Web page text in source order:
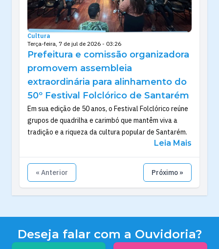
Cultura
Terça-feira, 7 de jul de 2026 - 03:26
Prefeitura e comissão organizadora
promovem assembleia
extraordinária para alinhamento do
50º Festival Folclórico de Santarém
Em sua edição de 50 anos, o Festival Folclórico reúne
grupos de quadrilha e carimbó que mantêm viva a
tradição e a riqueza da cultura popular de Santarém.
Leia Mais
« Anterior Próximo »
Deseja falar com a Ouvidoria?